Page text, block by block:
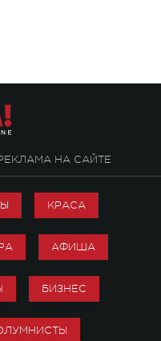
НА САЙТЕ
КРАСА
АФИША
БИЗНЕС